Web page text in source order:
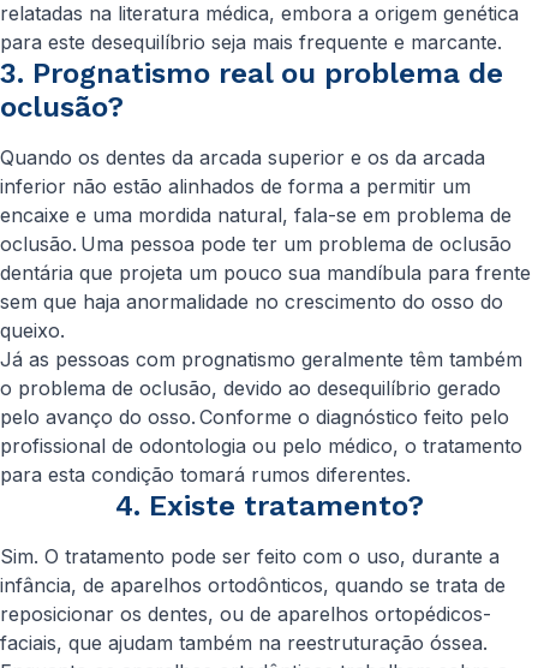
relatadas na literatura médica, embora a origem genética
para este desequilíbrio seja mais frequente e marcante.
3. Prognatismo real ou problema de
oclusão?
Quando os dentes da arcada superior e os da arcada
inferior não estão alinhados de forma a permitir um
encaixe e uma mordida natural, fala-se em problema de
oclusão. Uma pessoa pode ter um problema de oclusão
dentária que projeta um pouco sua mandíbula para frente
sem que haja anormalidade no crescimento do osso do
queixo.
Já as pessoas com prognatismo geralmente têm também
o problema de oclusão, devido ao desequilíbrio gerado
pelo avanço do osso. Conforme o diagnóstico feito pelo
profissional de odontologia ou pelo médico, o tratamento
para esta condição tomará rumos diferentes.
4. Existe tratamento?
Sim. O tratamento pode ser feito com o uso, durante a
infância, de aparelhos ortodônticos, quando se trata de
reposicionar os dentes, ou de aparelhos ortopédicos-
faciais, que ajudam também na reestruturação óssea.